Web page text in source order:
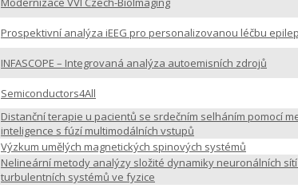
Prospektivní analýza iEEG pro personalizovanou léčbu
INFASCOPE – Integrovaná analýza autoemisních zdrojů
Semiconductors4All
Distanční terapie u pacientů se srdečním selháním pomocí
inteligence s fúzí multimodálních vstupů
Výzkum umělých magnetických spinových systémů
Nelineární metody analýzy složité dynamiky neuronálních
turbulentních systémů ve fyzice